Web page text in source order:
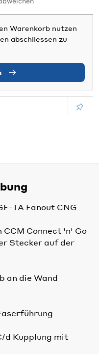
Warenkorb nutzen
abschliessen zu
TA Fanout CNG
Connect 'n' Go
Stecker auf der
an die Wand
d Kupplung mit